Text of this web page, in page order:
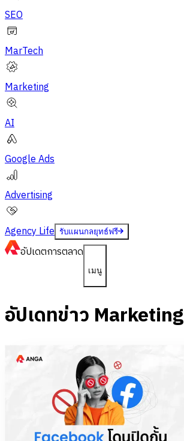
SEO
MarTech
Marketing
AI
Google Ads
Advertising
Agency Life รับแผนกลยุทธ์ฟรี
อัปเดตการตลาด
เมนู
อัปเดทข่าว Marketing